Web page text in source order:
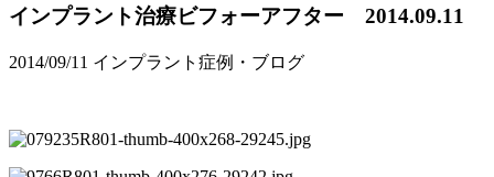
インプラント治療ビフォーアフター 2014.09.11
2014/09/11 インプラント症例・ブログ